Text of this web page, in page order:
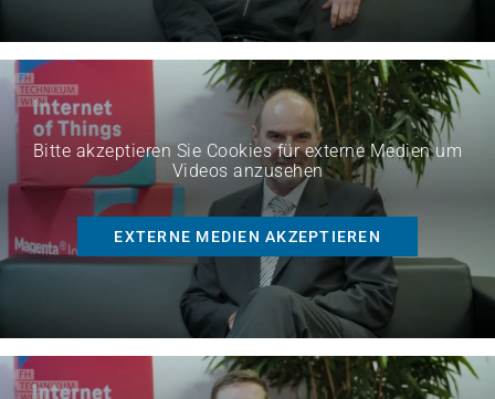
Bitte akzeptieren Sie Cookies für externe Medien um
Videos anzusehen
EXTERNE MEDIEN AKZEPTIEREN